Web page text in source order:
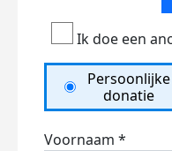
Ik doe een
Persoonlijke
donatie
Voornaam *